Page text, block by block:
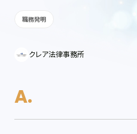
職務発明
クレア法律事務所